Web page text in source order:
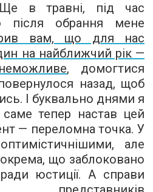
Ще в травні, під час
після обрання мене
вам, що для нас
на найближчий рік —
, домогтися
назад, щоб
І буквально днями я
тепер настав цей
— переломна точка. У
але
що заблоковано
юстиції. А справи